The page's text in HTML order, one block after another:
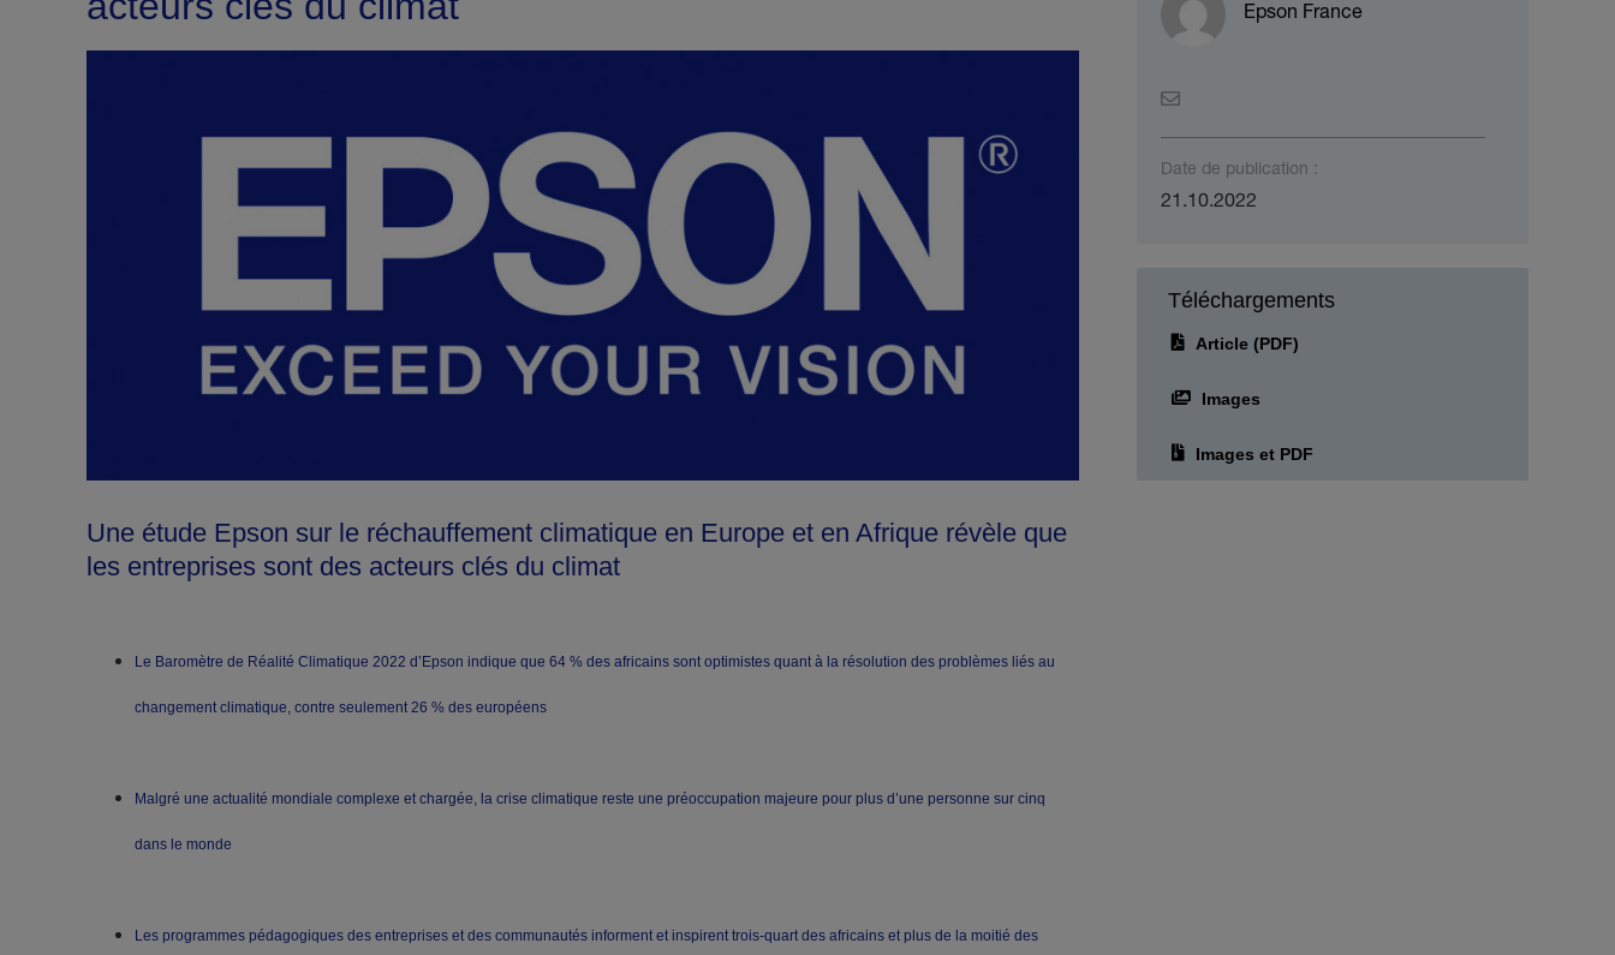
Une étude Epson sur le réchauffement climatique en Europe et en Afrique révèle que
les entreprises sont des acteurs clés du climat
Le Baromètre de Réalité Climatique 2022 d’Epson indique que 64 % des africains sont optimistes quant à la résolution des problèmes liés au
changement climatique, contre seulement 26 % des européens
Malgré une actualité mondiale complexe et chargée, la crise climatique reste une préoccupation majeure pour plus d’une personne sur cinq
dans le monde
Les programmes pédagogiques des entreprises et des communautés informent et inspirent trois-quart des africains et plus de la moitié des
Epson France
Date de publication :
21.10.2022
Téléchargements
Article (PDF)
Images
Images et PDF